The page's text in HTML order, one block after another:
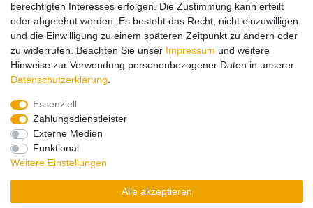
Impressum Daten­schutz­erklärung AGB
Barrierefreiheitserklärung
Vertrag widerrufen
Zahlungsarten:
berechtigten Interesses erfolgen. Die Zustimmung kann erteilt
oder abgelehnt werden. Es besteht das Recht, nicht einzuwilligen
und die Einwilligung zu einem späteren Zeitpunkt zu ändern oder
zu widerrufen. Beachten Sie unser Impressum und weitere
Hinweise zur Verwendung personenbezogener Daten in unserer
Daten­schutz­erklärung
Essenziell
Zahlungsdienstleister
Externe Medien
Funktional
Weitere Einstellungen
Alle akzeptieren